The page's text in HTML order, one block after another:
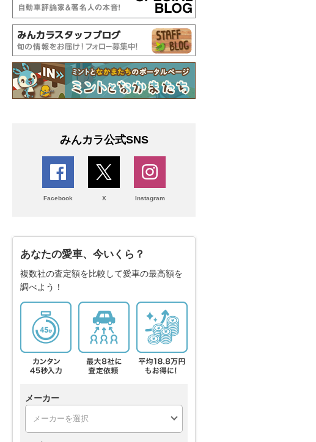
みんカラ公式SNS
Facebook X Instagram
あなたの愛車、今いくら？
複数社の査定額を比較して愛車の最高額を
調べよう！
メーカー